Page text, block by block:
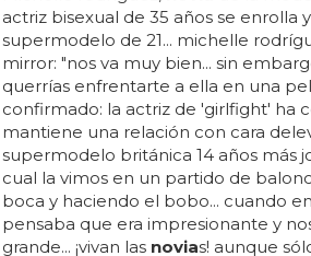
eso sí, parece que el cambio de
lujo, ya que "con freddie siempre
terminara... me siento completa y
me preocupo de eso... nos
que es más que conocida por su
personalidad, así como su buen
tiene una línea de ropa xxl
relación comenzó de forma muy
cuando estaba con su anteriornovia
estuvo nueve años: "nunca fui infiel a...
LA PAREJA DEL MOMENTO